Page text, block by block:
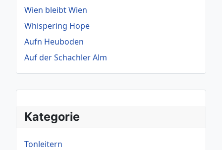
Kategorie
Tonleitern
Wien bleibt Wien
Whispering Hope
Aufn Heuboden
Auf der Schachler Alm